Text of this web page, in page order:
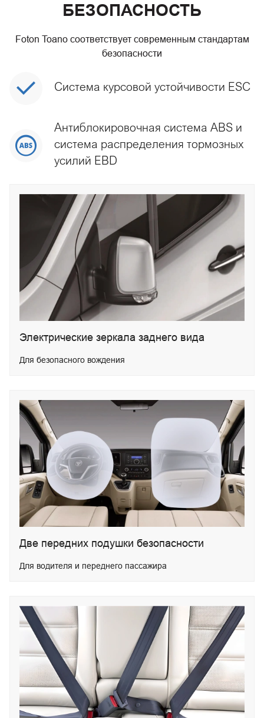
БЕЗОПАСНОСТЬ
Foton Toano соответствует современным стандартам
безопасности
Система курсовой устойчивости ESC
Антиблокировочная система ABS и
система распределения тормозных
усилий EBD
Электрические зеркала заднего вида
Для безопасного вождения
Две передних подушки безопасности
Для водителя и переднего пассажира